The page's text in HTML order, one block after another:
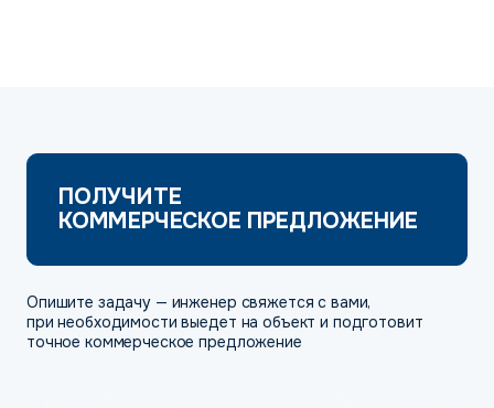
ПОЛУЧИТЕ
КОММЕРЧЕСКОЕ ПРЕДЛОЖЕНИЕ
Опишите задачу — инженер свяжется с вами,
при необходимости выедет на объект и подготовит
точное коммерческое предложение